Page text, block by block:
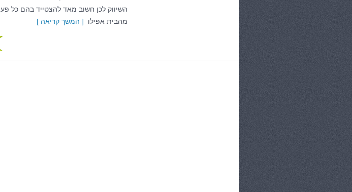
השיווק לכן חשוב מאד להצטייד בהם כל
מהבית אפילו [ המשך קריאה ]